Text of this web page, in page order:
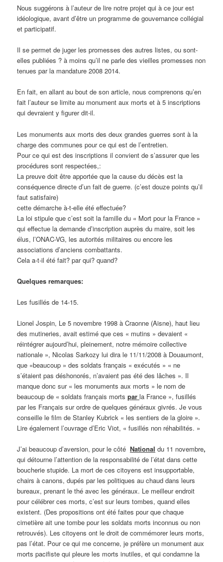
Nous suggérons à l’auteur de lire notre projet qui à ce jour est
idéologique, avant d’être un programme de gouvernance collégial
et participatif.
Il se permet de juger les promesses des autres listes, ou sont-
elles publiées ? à moins qu’il ne parle des vieilles promesses non
tenues par la mandature 2008 2014.
En fait, en allant au bout de son article, nous comprenons qu’en
fait l’auteur se limite au monument aux morts et à 5 inscriptions
qui devraient y figurer dit-il.
Les monuments aux morts des deux grandes guerres sont à la
charge des communes pour ce qui est de l’entretien.
Pour ce qui est des inscriptions il convient de s’assurer que les
procédures sont respectées,:
La preuve doit être apportée que la cause du décès est la
conséquence directe d’un fait de guerre. (c’est douze points qu’il
faut satisfaire)
cette démarche à-t-elle été effectuée?
La loi stipule que c’est soit la famille du « Mort pour la France »
qui effectue la demande d’inscription auprès du maire, soit les
élus, l’ONAC-VG, les autorités militaires ou encore les
associations d’anciens combattants.
Cela a-t-il été fait? par qui? quand?
Quelques remarques:
Les fusillés de 14-15.
Lionel Jospin, Le 5 novembre 1998 à Craonne (Aisne), haut lieu
des mutineries, avait estimé que ces « mutins » devaient «
réintégrer aujourd’hui, pleinement, notre mémoire collective
nationale », Nicolas Sarkozy lui dira le 11/11/2008 à Douaumont,
que «beaucoup » des soldats français « exécutés » « ne
s’étaient pas déshonorés, n’avaient pas été des lâches ». Il
manque donc sur « les monuments aux morts » le nom de
beaucoup de « soldats français mortspar la France », fusillés
par les Français sur ordre de quelques généraux givrés. Je vous
conseille le film de Stanley Kubrick « les sentiers de la gloire ».
Lire également l’ouvrage d’Eric Viot, « fusillés non réhabilités. »
J’ai beaucoup d’aversion, pour le côtéNational du 11 novembre,
qui détourne l’attention de la responsabilité de l’état dans cette
boucherie stupide. La mort de ces citoyens est insupportable,
chairs à canons, dupés par les politiques au chaud dans leurs
bureaux, prenant le thé avec les généraux. Le meilleur endroit
pour célébrer ces morts, c’est sur leurs tombes, quand elles
existent. (Des propositions ont été faites pour que chaque
cimetière ait une tombe pour les soldats morts inconnus ou non
retrouvés). Les citoyens ont le droit de commémorer leurs morts,
pas l’état. Pour ce qui me concerne, je préfère un monument aux
morts pacifiste qui pleure les morts inutiles, et qui condamne la